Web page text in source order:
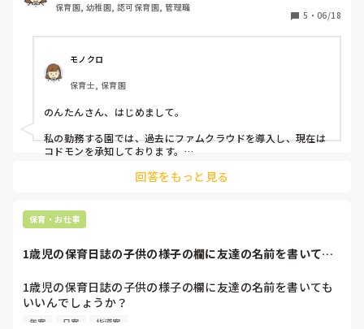
保育園, 幼稚園, 認可保育園, 管理職
5 ・ 06/18
モノクロ
保育士, 保育園
のんたんさん、はじめまして。
私の勤務する園では、過去にファムクラウドを導入し、現在は
コドモンを承知しております。
各クラスにiPadが一台、また専用iPhoneが一台配布された状
どちらも一長一短ですが…連絡帳と出欠管理についてはファム
クラウドが便利でした。ただ、不具合が頻発したため本園では
コドモンは幅広く保育業務を行なうことができますが連絡帳の
ことが多く苦慮いたしました。
導入にあたってはオンライン研修もありますが、自園で使用す
る機能に特化した研修を行なう必要があると感じました。
回答をもっと見る
保育・お仕事
1歳児の保育日誌の子供の様子の欄に友達の名前を書いても
1歳児の保育日誌の子供の様子の欄に友達の名前を書いても
いいんでしょうか？
例文:保育者や◯◯と追いかけっこをし、体を動かして遊ん
年案 日案 指導案